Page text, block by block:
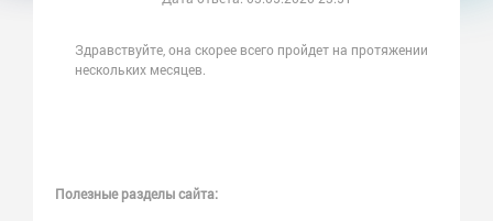
Здравствуйте, она скорее всего пройдет на протяжении
нескольких месяцев.
Полезные разделы сайта: